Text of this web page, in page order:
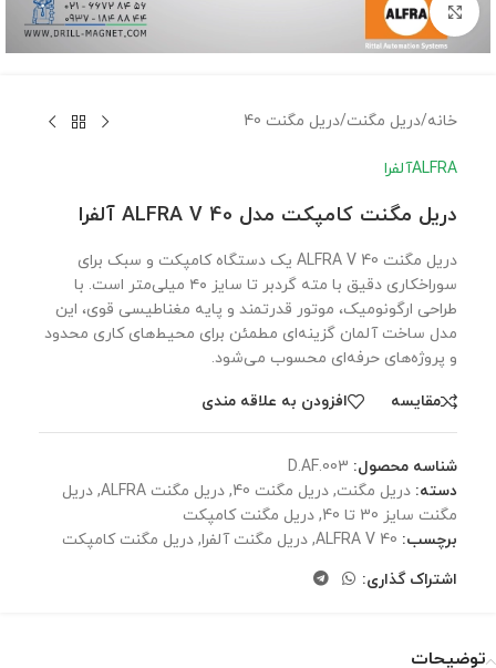
برای بزرگنمایی کلیک کنید
خانه/دریل مگنت/دریل مگنت 40
ALFRAآلفرا
دریل مگنت کامپکت مدل ALFRA V 40 آلفرا
دریل مگنت ALFRA V 40 یک دستگاه کامپکت و سبک برای
سوراخکاری دقیق با مته گردبر تا سایز ۴۰ میلی‌متر است. با
طراحی ارگونومیک، موتور قدرتمند و پایه مغناطیسی قوی، این
مدل ساخت آلمان گزینه‌ای مطمئن برای محیط‌های کاری محدود
و پروژه‌های حرفه‌ای محسوب می‌شود.
مقايسه افزودن به علاقه مندی
شناسه محصول: D.AF.003
دسته: دریل مگنت, دریل مگنت 40 , دریل مگنت ALFRA , دریل
مگنت سایز 30 تا 40
, دریل مگنت کامپکت
برچسب: ALFRA V 40
, دریل مگنت آلفرا, دریل مگنت کامپکت
اشتراک گذاری:
توضیحات